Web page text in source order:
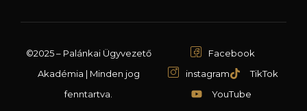
©2025 – Palánkai Ügyvezető
Akadémia | Minden jog
fenntartva.
Facebook
instagram
TikTok
YouTube